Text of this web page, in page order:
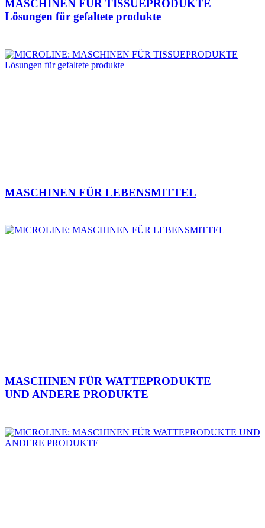
MASCHINEN FÜR TISSUEPRODUKTE
Lösungen für gefaltete produkte
MASCHINEN FÜR LEBENSMITTEL
MASCHINEN FÜR WATTEPRODUKTE
UND ANDERE PRODUKTE